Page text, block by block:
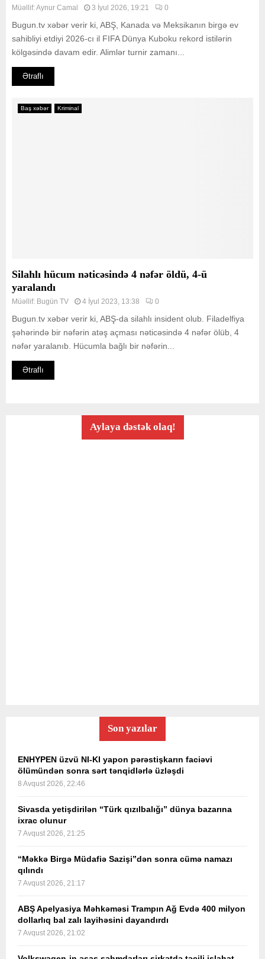
Müəllif:Aynur Camal 3 İyul 2026, 19:21 0
Bugun.tv xəbər verir ki, ABŞ, Kanada və Meksikanın birgə ev
sahibliyi etdiyi 2026-cı il FIFA Dünya Kuboku rekord istilərin
kölgəsində davam edir. Alimlər turnir zamanı...
Ətraflı
Baş xəbər Kriminal
Silahlı hücum nəticəsində 4 nəfər öldü, 4-ü
yaralandı
Müəllif: Bugün TV 4 İyul 2023, 13:38 0
Bugun.tv xəbər verir ki, ABŞ-da silahlı insident olub. Filadelfiya
şəhərində bir nəfərin atəş açması nəticəsində 4 nəfər ölüb, 4
nəfər yaralanıb. Hücumla bağlı bir nəfərin...
Ətraflı
Aylaya dəstək olaq!
Son yazılar
ENHYPEN üzvü NI-KI yapon pərəstişkarın faciəvi
ölümündən sonra sərt tənqidlərlə üzləşdi
8 Avqust 2026, 22:46
Sivasda yetişdirilən “Türk qızılbalığı” dünya bazarına
ixrac olunur
7 Avqust 2026, 21:25
“Məkkə Birgə Müdafiə Sazişi”dən sonra cümə namazı
qılındı
7 Avqust 2026, 21:17
ABŞ Apelyasiya Məhkəməsi Trampın Ağ Evdə 400 milyon
dollarlıq bal zalı layihəsini dayandırdı
7 Avqust 2026, 21:02